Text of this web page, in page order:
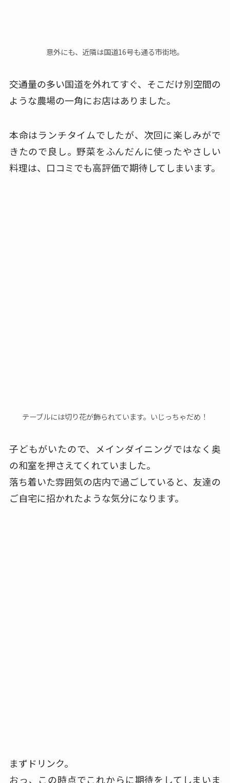
意外にも、近隣は国道16号も通る市街地。
交通量の多い国道を外れてすぐ、そこだけ別空間の
ような農場の一角にお店はありました。
本命はランチタイムでしたが、次回に楽しみがで
きたので良し。野菜をふんだんに使ったやさしい
料理は、口コミでも高評価で期待してしまいます。
テーブルには切り花が飾られています。いじっちゃだめ！
子どもがいたので、メインダイニングではなく奥
の和室を押さえてくれていました。
落ち着いた雰囲気の店内で過ごしていると、友達の
ご自宅に招かれたような気分になります。
まずドリンク。
おっ、この時点でこれからに期待をしてしまいま